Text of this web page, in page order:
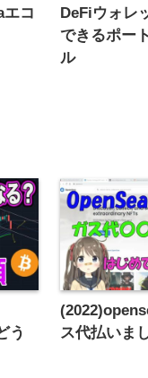
コ
DeFiウォレ
できるポー
ル
う
ス代払いま